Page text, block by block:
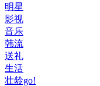
明星
影视
音乐
韩流
送礼
生活
壮龄go!